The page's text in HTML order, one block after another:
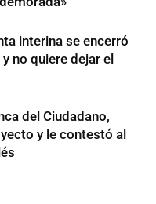
interina se encerró
no quiere dejar el
del Ciudadano,
y le contestó al